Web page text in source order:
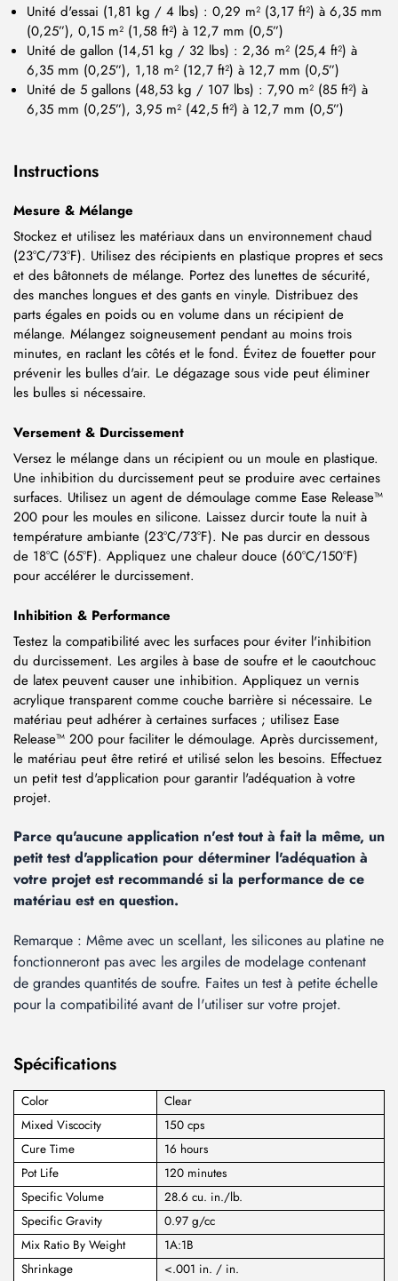
Unité d'essai (1,81 kg / 4 lbs) : 0,29 m² (3,17 ft²) à 6,35 mm
(0,25”), 0,15 m² (1,58 ft²) à 12,7 mm (0,5”)
Unité de gallon (14,51 kg / 32 lbs) : 2,36 m² (25,4 ft²) à
6,35 mm (0,25”), 1,18 m² (12,7 ft²) à 12,7 mm (0,5”)
Unité de 5 gallons (48,53 kg / 107 lbs) : 7,90 m² (85 ft²) à
6,35 mm (0,25”), 3,95 m² (42,5 ft²) à 12,7 mm (0,5”)
Instructions
Mesure & Mélange
Stockez et utilisez les matériaux dans un environnement chaud
(23°C/73°F). Utilisez des récipients en plastique propres et secs
et des bâtonnets de mélange. Portez des lunettes de sécurité,
des manches longues et des gants en vinyle. Distribuez des
parts égales en poids ou en volume dans un récipient de
mélange. Mélangez soigneusement pendant au moins trois
minutes, en raclant les côtés et le fond. Évitez de fouetter pour
prévenir les bulles d'air. Le dégazage sous vide peut éliminer
les bulles si nécessaire.
Versement & Durcissement
Versez le mélange dans un récipient ou un moule en plastique.
Une inhibition du durcissement peut se produire avec certaines
surfaces. Utilisez un agent de démoulage comme Ease Release™
200 pour les moules en silicone. Laissez durcir toute la nuit à
température ambiante (23°C/73°F). Ne pas durcir en dessous
de 18°C (65°F). Appliquez une chaleur douce (60°C/150°F)
pour accélérer le durcissement.
Inhibition & Performance
Testez la compatibilité avec les surfaces pour éviter l'inhibition
du durcissement. Les argiles à base de soufre et le caoutchouc
de latex peuvent causer une inhibition. Appliquez un vernis
acrylique transparent comme couche barrière si nécessaire. Le
matériau peut adhérer à certaines surfaces ; utilisez Ease
Release™ 200 pour faciliter le démoulage. Après durcissement,
le matériau peut être retiré et utilisé selon les besoins. Effectuez
un petit test d'application pour garantir l'adéquation à votre
projet.
Parce qu'aucune application n'est tout à fait la même, un
petit test d'application pour déterminer l'adéquation à
votre projet est recommandé si la performance de ce
matériau est en question.
Remarque : Même avec un scellant, les silicones au platine ne
fonctionneront pas avec les argiles de modelage contenant
de grandes quantités de soufre. Faites un test à petite échelle
pour la compatibilité avant de l'utiliser sur votre projet.
Spécifications
Color
Clear
Mixed Viscocity
150 cps
Cure Time
16 hours
Pot Life
120 minutes
Specific Volume
28.6 cu. in./lb.
Specific Gravity
0.97 g/cc
Mix Ratio By Weight
1A:1B
Shrinkage
<.001 in. / in.